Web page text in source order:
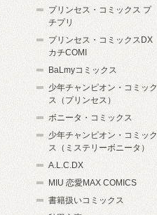
プリンセス・コミックス プ
チプリ
プリンセス・コミックスDX
カチCOMI
BaLmyコミックス
少年チャンピオン・コミック
ス（プリンセス）
ボニータ・コミックス
少年チャンピオン・コミック
ス（ミステリーボニータ）
A.L.C.DX
MIU 恋愛MAX COMICS
書籍扱いコミックス